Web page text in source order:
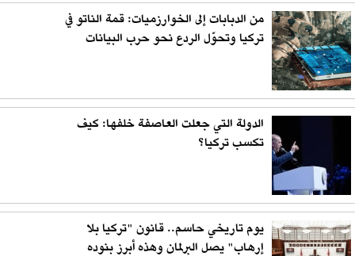
من الدبابات إلى الخوارزميات: قمة الناتو في
تركيا وتحوّل الردع نحو حرب البيانات
الدولة التي جعلت العاصفة خلفها: كيف
تكسب تركيا؟
يوم تاريخي حاسم.. قانون "تركيا بلا
إرهاب" يصل البرلمان وهذه أبرز بنوده